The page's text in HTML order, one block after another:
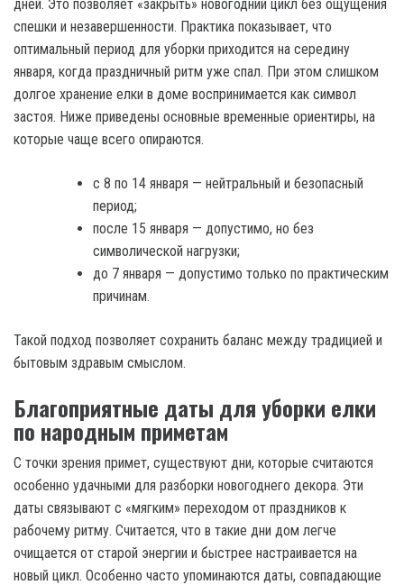
дней. Это позволяет «закрыть» новогодний цикл без ощущения
спешки и незавершенности. Практика показывает, что
оптимальный период для уборки приходится на середину
января, когда праздничный ритм уже спал. При этом слишком
долгое хранение елки в доме воспринимается как символ
застоя. Ниже приведены основные временные ориентиры, на
которые чаще всего опираются.
с 8 по 14 января — нейтральный и безопасный
период;
после 15 января — допустимо, но без
символической нагрузки;
до 7 января — допустимо только по практическим
причинам.
Такой подход позволяет сохранить баланс между традицией и
бытовым здравым смыслом.
Благоприятные даты для уборки елки
по народным приметам
С точки зрения примет, существуют дни, которые считаются
особенно удачными для разборки новогоднего декора. Эти
даты связывают с «мягким» переходом от праздников к
рабочему ритму. Считается, что в такие дни дом легче
очищается от старой энергии и быстрее настраивается на
новый цикл. Особенно часто упоминаются даты, совпадающие